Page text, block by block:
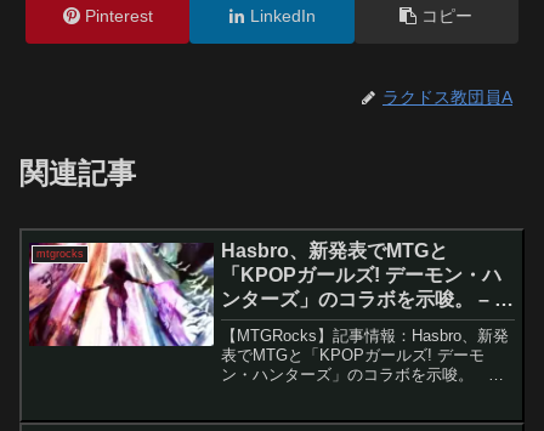
Pinterest LinkedIn コピー
ラクドス教団員A
関連記事
mtgrocks
Hasbro、新発表でMTGと
「KPOPガールズ! デーモン・ハ
ンターズ」のコラボを示唆。 – マ
ジック：ザ・ギャザリング
【MTGRocks】記事情報：Hasbro、新発
表でMTGと「KPOPガールズ! デーモ
ン・ハンターズ」のコラボを示唆。 近